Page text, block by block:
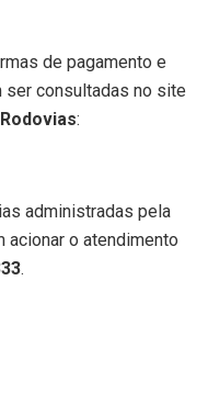
de pagamento e
consultadas no site
:
administradas pela
acionar o atendimento
.